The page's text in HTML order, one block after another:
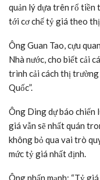
quản lý dựa trên rổ tiền
tới cơ chế tỷ giá theo
Ông Guan Tao, cựu
Nhà nước, cho biết cải
trình cải cách thị
Quốc”.
Ông Ding dự báo chiến
giá vẫn sẽ nhất quán
không bỏ qua vai trò
mức tỷ giá nhất định.
Ông nhấn mạnh: “Tỷ